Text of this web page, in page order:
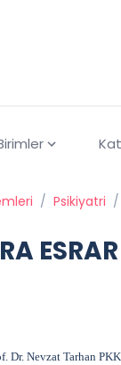
/ Psikiyatri /
Dr. Nevzat Tarhan